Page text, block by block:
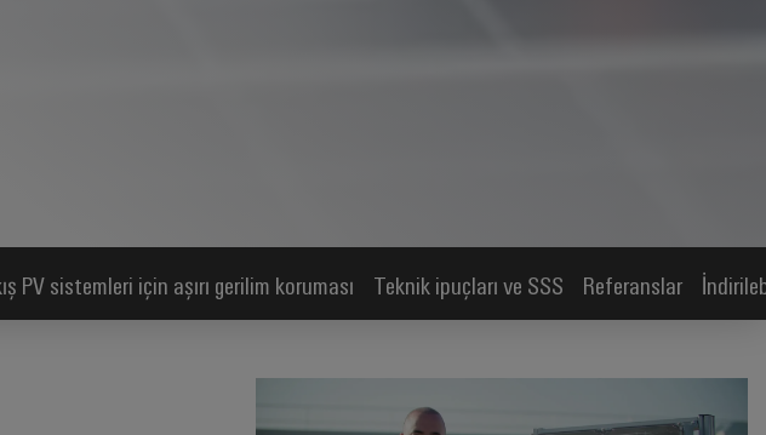
PV sistemleri için aşırı gerilim koruması Teknik ipuçları ve SSS Referanslar